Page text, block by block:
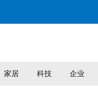
家居 科技 企业